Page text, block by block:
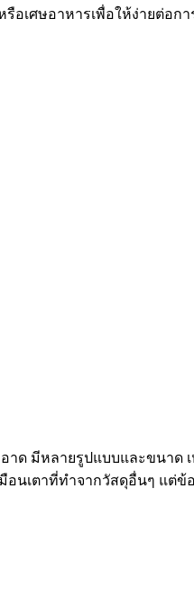
ศษอาหารเพื่อให้ง่ายต่อก
ด มีหลายรูปแบบและขนาด
เตาที่ทำจากวัสดุอื่นๆ แต่ข้